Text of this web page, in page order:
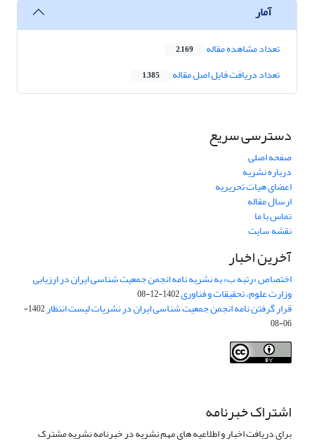
آمار
تعداد مشاهده مقاله 2,169
تعداد دریافت فایل اصل مقاله 1,385
دسترسی سریع
صفحه اصلی
درباره نشریه
اعضای هیات تحریریه
ارسال مقاله
تماس با ما
نقشه سایت
آخرین اخبار
اختصاص «رتبه ب» به نشریه نامه انجمن جمعیت شناسی ایران در ارزیابی
وزارت علوم، تحقیقات و فناوری1402-12-08
قرار گرفتن نامه انجمن جمعیت شناسی ایران در نشریات لیست انتظار
1402-
06-08
اشتراک خبرنامه
برای دریافت اخبار و اطلاعیه های مهم نشریه در خبرنامه نشریه مشترک